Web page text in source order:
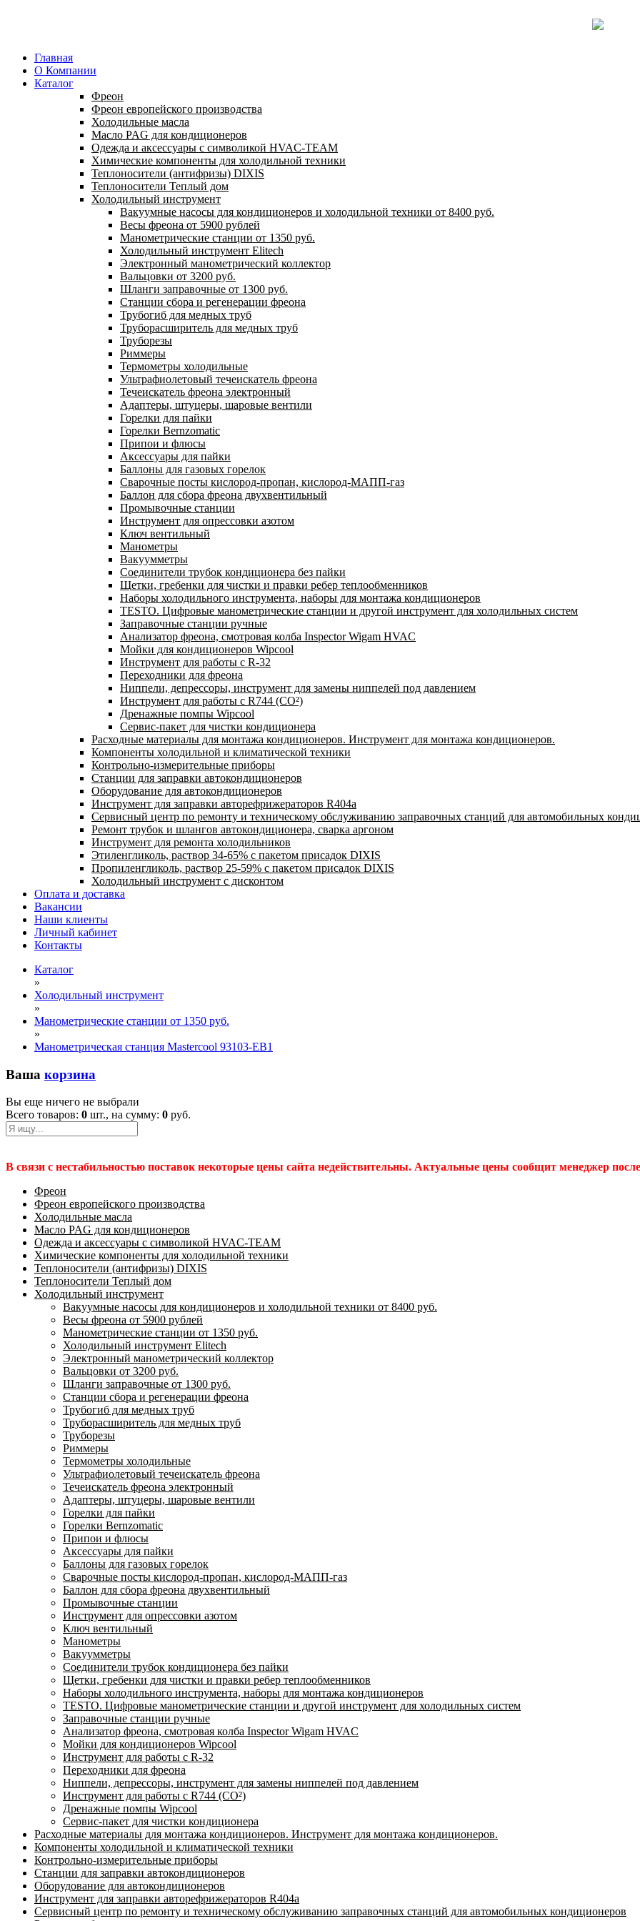
Главная
О Компании
Каталог
Фреон
Фреон европейского производства
Холодильные масла
Масло PAG для кондиционеров
Одежда и аксессуары с символикой HVAC-TEAM
Химические компоненты для холодильной техники
Теплоносители (антифризы) DIXIS
Теплоносители Теплый дом
Холодильный инструмент
Вакуумные насосы для кондиционеров и холодильной техники от 8400 руб.
Весы фреона от 5900 рублей
Манометрические станции от 1350 руб.
Холодильный инструмент Elitech
Электронный манометрический коллектор
Вальцовки от 3200 руб.
Шланги заправочные от 1300 руб.
Станции сбора и регенерации фреона
Трубогиб для медных труб
Труборасширитель для медных труб
Труборезы
Риммеры
Термометры холодильные
Ультрафиолетовый течеискатель фреона
Течеискатель фреона электронный
Адаптеры, штуцеры, шаровые вентили
Горелки для пайки
Горелки Bernzomatic
Припои и флюсы
Аксессуары для пайки
Баллоны для газовых горелок
Сварочные посты кислород-пропан, кислород-МАПП-газ
Баллон для сбора фреона двухвентильный
Промывочные станции
Инструмент для опрессовки азотом
Ключ вентильный
Манометры
Вакуумметры
Соединители трубок кондиционера без пайки
Щетки, гребенки для чистки и правки ребер теплообменников
Наборы холодильного инструмента, наборы для монтажа кондиционеров
TESTO. Цифровые манометрические станции и другой инструмент для холодильных систем
Заправочные станции ручные
Анализатор фреона, смотровая колба Inspector Wigam HVAC
Мойки для кондиционеров Wipcool
Инструмент для работы с R-32
Переходники для фреона
Ниппели, депрессоры, инструмент для замены ниппелей под давлением
Инструмент для работы с R744 (CO²)
Дренажные помпы Wipcool
Сервис-пакет для чистки кондиционера
Расходные материалы для монтажа кондиционеров. Инструмент для монтажа кондиционеров.
Компоненты холодильной и климатической техники
Контрольно-измерительные приборы
Станции для заправки автокондиционеров
Оборудование для автокондиционеров
Инструмент для заправки авторефрижераторов R404a
Сервисный центр по ремонту и техническому обслуживанию заправочных станций для автомобильных
Ремонт трубок и шлангов автокондиционера, сварка аргоном
Инструмент для ремонта холодильников
Этиленгликоль, раствор 34-65% с пакетом присадок DIXIS
Пропиленгликоль, раствор 25-59% с пакетом присадок DIXIS
Холодильный инструмент с дисконтом
Оплата и доставка
Вакансии
Наши клиенты
Личный кабинет
Контакты
Каталог
»
Холодильный инструмент
»
Манометрические станции от 1350 руб.
»
Манометрическая станция Mastercool 93103-EB1
Ваша корзина
Вы еще ничего не выбрали
Всего товаров: 0 шт., на сумму: 0 руб.
В связи с нестабильностью поставок некоторые цены сайта недействительны. Актуальные цены сообщит менеджер
Фреон
Фреон европейского производства
Холодильные масла
Масло PAG для кондиционеров
Одежда и аксессуары с символикой HVAC-TEAM
Химические компоненты для холодильной техники
Теплоносители (антифризы) DIXIS
Теплоносители Теплый дом
Холодильный инструмент
Вакуумные насосы для кондиционеров и холодильной техники от 8400 руб.
Весы фреона от 5900 рублей
Манометрические станции от 1350 руб.
Холодильный инструмент Elitech
Электронный манометрический коллектор
Вальцовки от 3200 руб.
Шланги заправочные от 1300 руб.
Станции сбора и регенерации фреона
Трубогиб для медных труб
Труборасширитель для медных труб
Труборезы
Риммеры
Термометры холодильные
Ультрафиолетовый течеискатель фреона
Течеискатель фреона электронный
Адаптеры, штуцеры, шаровые вентили
Горелки для пайки
Горелки Bernzomatic
Припои и флюсы
Аксессуары для пайки
Баллоны для газовых горелок
Сварочные посты кислород-пропан, кислород-МАПП-газ
Баллон для сбора фреона двухвентильный
Промывочные станции
Инструмент для опрессовки азотом
Ключ вентильный
Манометры
Вакуумметры
Соединители трубок кондиционера без пайки
Щетки, гребенки для чистки и правки ребер теплообменников
Наборы холодильного инструмента, наборы для монтажа кондиционеров
TESTO. Цифровые манометрические станции и другой инструмент для холодильных систем
Заправочные станции ручные
Анализатор фреона, смотровая колба Inspector Wigam HVAC
Мойки для кондиционеров Wipcool
Инструмент для работы с R-32
Переходники для фреона
Ниппели, депрессоры, инструмент для замены ниппелей под давлением
Инструмент для работы с R744 (CO²)
Дренажные помпы Wipcool
Сервис-пакет для чистки кондиционера
Расходные материалы для монтажа кондиционеров. Инструмент для монтажа кондиционеров.
Компоненты холодильной и климатической техники
Контрольно-измерительные приборы
Станции для заправки автокондиционеров
Оборудование для автокондиционеров
Инструмент для заправки авторефрижераторов R404a
Сервисный центр по ремонту и техническому обслуживанию заправочных станций для автомобильных кондиционеров